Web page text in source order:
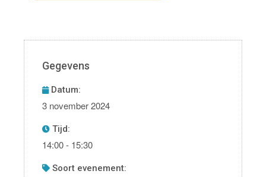
Gegevens
Datum:
3 november 2024
Tijd:
14:00 - 15:30
soort evenement: